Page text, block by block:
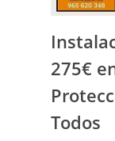
275€
Todos